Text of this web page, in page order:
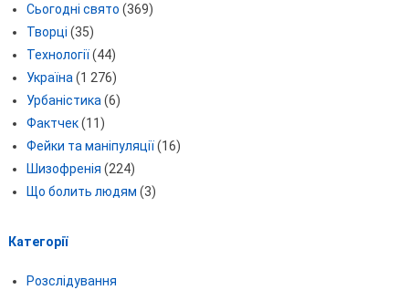
Сьогодні свято (369)
Творці (35)
Технології(44)
Україна (1 276)
Урбаністика (6)
Фактчек(11)
Фейки та маніпуляції(16)
Шизофренія (224)
Що болить людям (3)
Категорії
Розслідування